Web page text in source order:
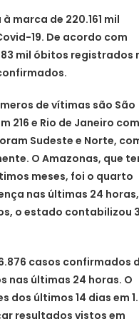
marca de 220.161 mil
19. De acordo com
mil óbitos registrados
de vítimas são São
216 e Rio de Janeiro com
Sudeste e Norte,
O Amazonas, que
meses, foi o quarto
nas últimas 24 horas,
o estado contabilizou
casos confirmados
nas últimas 24 horas. O
dos últimos 14 dias em
resultados vistos em